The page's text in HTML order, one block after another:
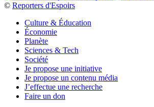
© Reporters d'Espoirs
Culture & Éducation
Économie
Planète
Sciences & Tech
Société
Je propose une initiative
Je propose un contenu média
J’effectue une recherche
Faire un don